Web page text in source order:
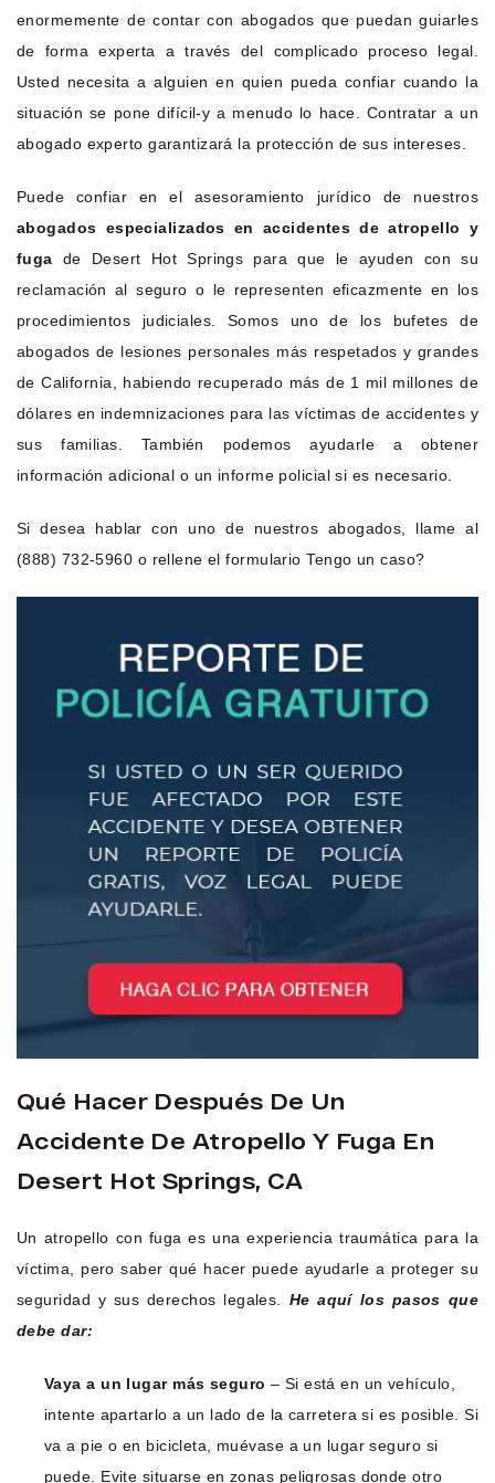
enormemente de contar con abogados que puedan guiarles
de forma experta a través del complicado proceso legal.
Usted necesita a alguien en quien pueda confiar cuando la
situación se pone difícil-y a menudo lo hace. Contratar a un
abogado experto garantizará la protección de sus intereses.
Puede confiar en el asesoramiento jurídico de nuestros
abogados especializados en accidentes de atropello y
fuga de Desert Hot Springs para que le ayuden con su
reclamación al seguro o le representen eficazmente en los
procedimientos judiciales. Somos uno de los bufetes de
abogados de lesiones personales más respetados y grandes
de California, habiendo recuperado más de 1 mil millones de
dólares en indemnizaciones para las víctimas de accidentes y
sus familias. También podemos ayudarle a obtener
información adicional o un informe policial si es necesario.
Si desea hablar con uno de nuestros abogados, llame al
(888) 732-5960 o rellene el formulario Tengo un caso?
Qué Hacer Después De Un
Accidente De Atropello Y Fuga En
Desert Hot Springs, CA
Un atropello con fuga es una experiencia traumática para la
víctima, pero saber qué hacer puede ayudarle a proteger su
seguridad y sus derechos legales. He aquí los pasos que
debe dar:
Vaya a un lugar más seguro – Si está en un vehículo,
intente apartarlo a un lado de la carretera si es posible. Si
va a pie o en bicicleta, muévase a un lugar seguro si
puede. Evite situarse en zonas peligrosas donde otro